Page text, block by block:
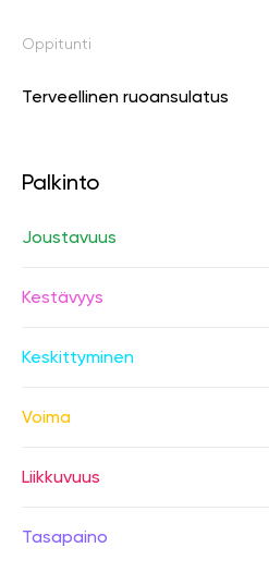
Oppitunti
Terveellinen ruoansulatus
Palkinto
Joustavuus
Kestävyys
Keskittyminen
Voima
Liikkuvuus
Tasapaino